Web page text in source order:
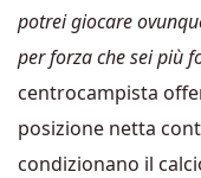
potrei giocare
per forza che sei più
centrocampista
posizione netta
condizionano il